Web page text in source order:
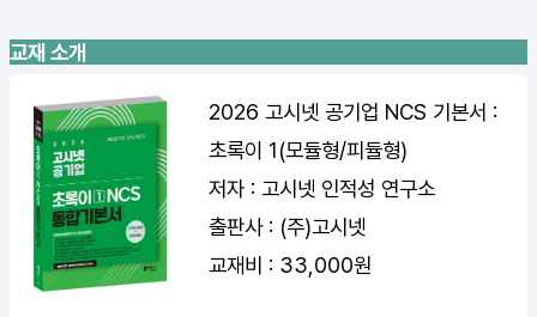
교재 소개
2026 고시넷 공기업 NCS 기본서 :
초록이 1(모듈형/피듈형)
저자 : 고시넷 인적성 연구소
출판사 : (주)고시넷
교재비 : 33,000원